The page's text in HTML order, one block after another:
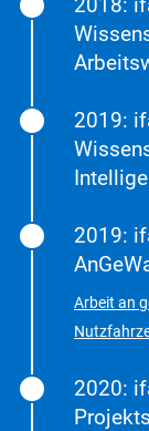
2018:
2019:
2019:
Arbeit an
2020: